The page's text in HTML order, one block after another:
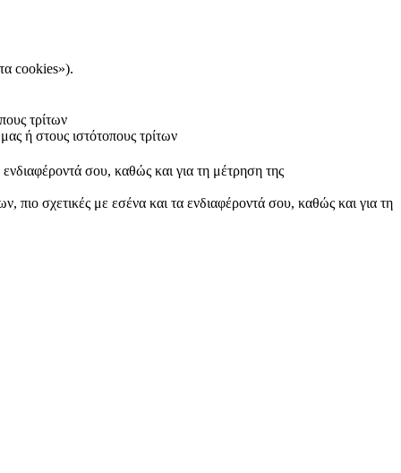
cookies»).
τρίτων
ή στους ιστότοπους τρίτων
σου, καθώς και για τη μέτρηση της
πιο σχετικές με εσένα και τα ενδιαφέροντά σου, καθώς και για τη